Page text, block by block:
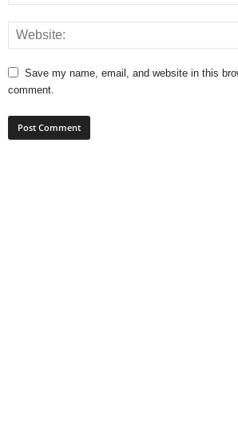
Save my name, email, and website in this
comment.